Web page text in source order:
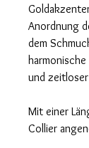
Anordnung
dem
und
Mit einer
Collier